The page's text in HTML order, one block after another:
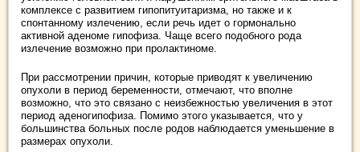
комплексе с развитием гипопитуитаризма, но также и к
спонтанному излечению, если речь идет о гормонально
активной аденоме гипофиза. Чаще всего подобного рода
излечение возможно при пролактиноме.
При рассмотрении причин, которые приводят к увеличению
опухоли в период беременности, отмечают, что вполне
возможно, что это связано с неизбежностью увеличения в этот
период аденогипофиза. Помимо этого указывается, что у
большинства больных после родов наблюдается уменьшение в
размерах опухоли.